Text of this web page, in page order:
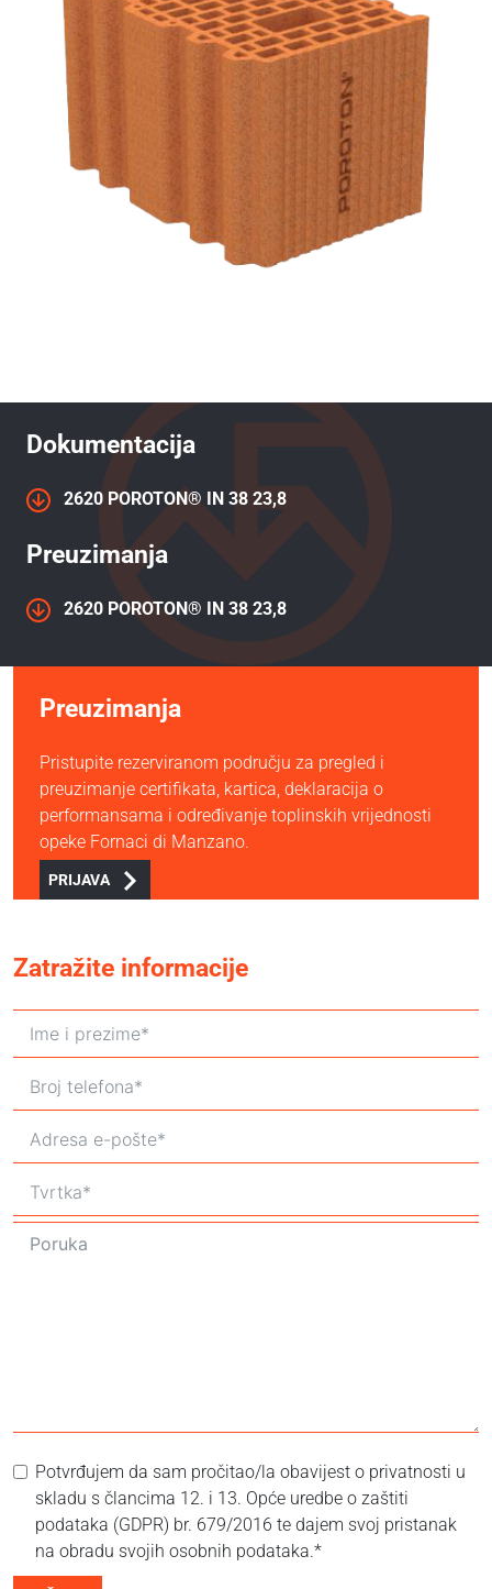
Dokumentacija
2620 POROTON® IN 38 23,8
Preuzimanja
2620 POROTON® IN 38 23,8
Preuzimanja
Pristupite rezerviranom području za pregled i
preuzimanje certifikata, kartica, deklaracija o
performansama i određivanje toplinskih vrijednosti
opeke Fornaci di Manzano.
PRIJAVA
Zatražite informacije
Potvrđujem da sam pročitao/la obavijest o privatnosti u
skladu s člancima 12. i 13. Opće uredbe o zaštiti
podataka (GDPR) br. 679/2016 te dajem svoj pristanak
na obradu svojih osobnih podataka.*